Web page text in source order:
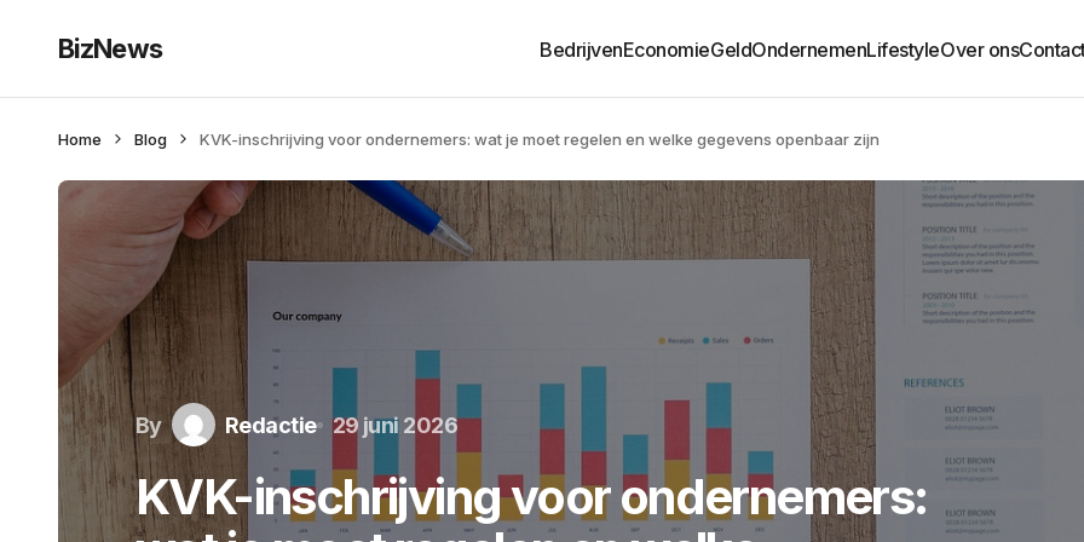
BizNews BedrijvenEconomieGeldOndernemenLifestyleOver ons
Home Blog KVK-inschrijving voor ondernemers: wat je moet regelen en welke gegevens openbaar zijn
By Redactie 29 juni 2026
KVK-inschrijving voor ondernemers: